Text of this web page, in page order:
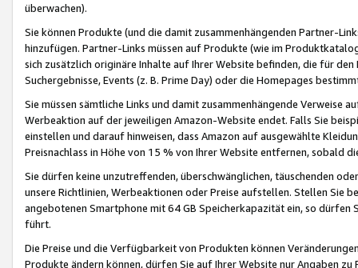
überwachen).
Sie können Produkte (und die damit zusammenhängenden Partner-
hinzufügen. Partner-Links müssen auf Produkte (wie im
sich zusätzlich originäre Inhalte auf Ihrer Website befinden, die für
Suchergebnisse, Events (z. B. Prime Day) oder die Homepages
Sie müssen sämtliche Links und damit zusammenhängende
Werbeaktion auf der jeweiligen Amazon-Website endet. Falls Sie
einstellen und darauf hinweisen, dass Amazon auf ausgewählte
Preisnachlass in Höhe von 15 % von Ihrer Website entfernen, sobald
Sie dürfen keine unzutreffenden, überschwänglichen, täuschenden
unsere Richtlinien, Werbeaktionen oder Preise aufstellen. Stellen Sie
angebotenen Smartphone mit 64 GB Speicherkapazität ein, so dürfen
führt.
Die Preise und die Verfügbarkeit von Produkten können
Produkte ändern können, dürfen Sie auf Ihrer Website nur Angaben